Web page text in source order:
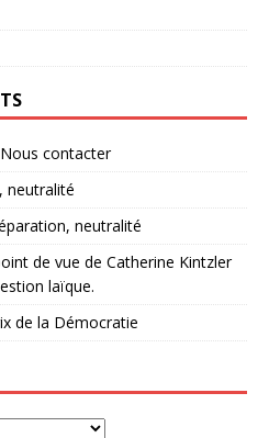
contacter
neutralité
neutralité
de vue de Catherine Kintzler
laïque.
de la Démocratie